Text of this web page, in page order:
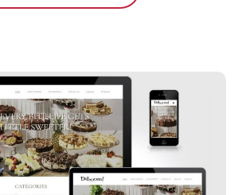
Desserts